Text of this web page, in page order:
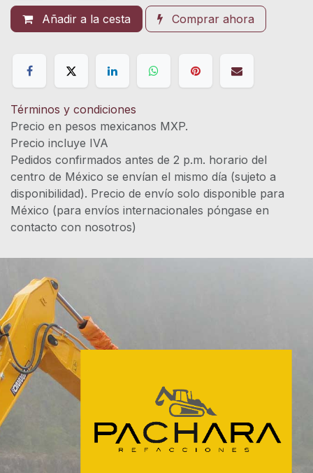
Añadir a la cesta Comprar ahora
Términos y condiciones
Precio en pesos mexicanos MXP.
Precio incluye IVA
Pedidos confirmados antes de 2 p.m. horario del
centro de México se envían el mismo día (sujeto a
disponibilidad). Precio de envío solo disponible para
México (para envíos internacionales póngase en
contacto con nosotros)